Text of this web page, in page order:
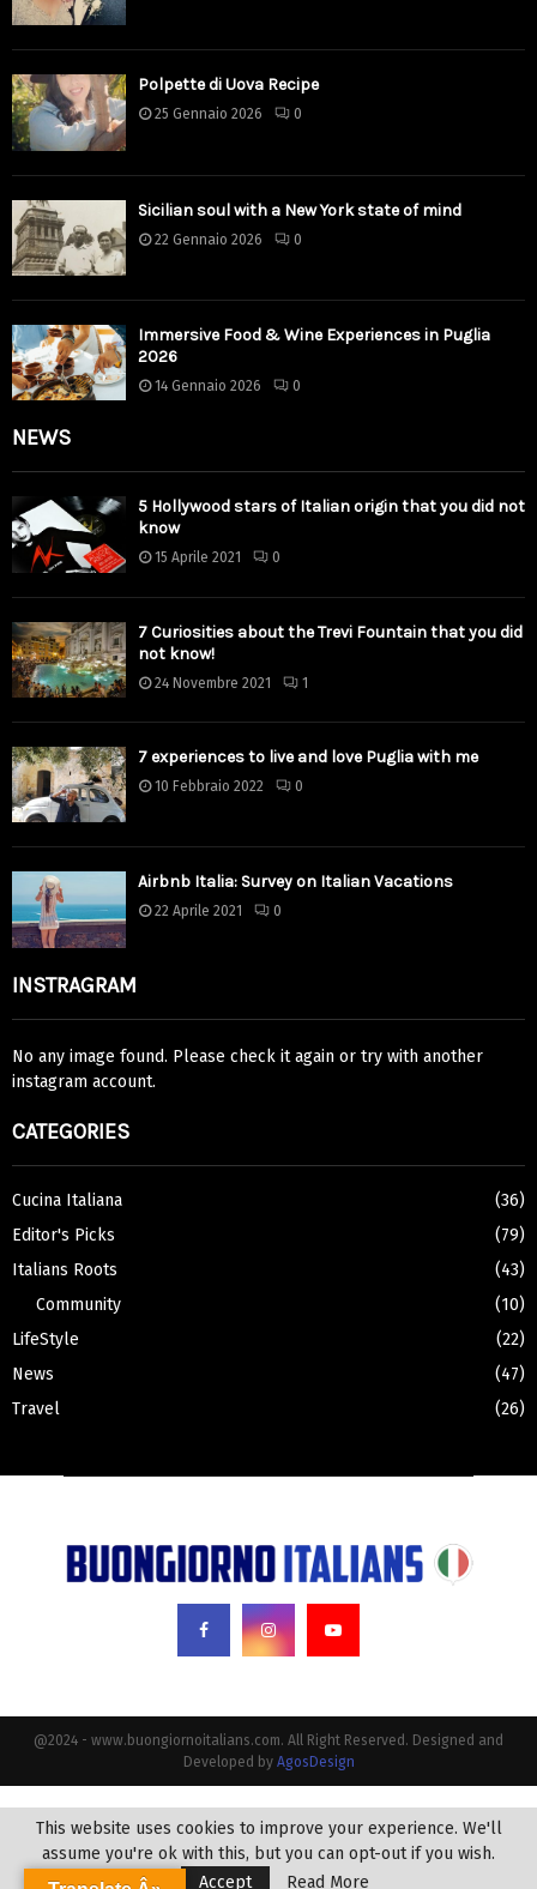
Polpette di Uova Recipe
25 Gennaio 2026 0
Sicilian soul with a New York state of mind
22 Gennaio 2026 0
Immersive Food & Wine Experiences in Puglia
2026
14 Gennaio 2026 0
NEWS
5 Hollywood stars of Italian origin that you did not
know
15 Aprile 2021 0
7 Curiosities about the Trevi Fountain that you did
not know!
24 Novembre 2021 1
7 experiences to live and love Puglia with me
10 Febbraio 2022 0
Airbnb Italia: Survey on Italian Vacations
22 Aprile 2021 0
INSTRAGRAM
No any image found. Please check it again or try with another
instagram account.
CATEGORIES
Cucina Italiana
(36)
Editor's Picks
(79)
Italians Roots
(43)
Community
(10)
LifeStyle
(22)
News
(47)
Travel
(26)
@2024 - www.buongiornoitalians.com. All Right Reserved. Designed and
Developed by AgosDesign
This website uses cookies to improve your experience. We'll
assume you're ok with this, but you can opt-out if you wish.
Accept
Read More